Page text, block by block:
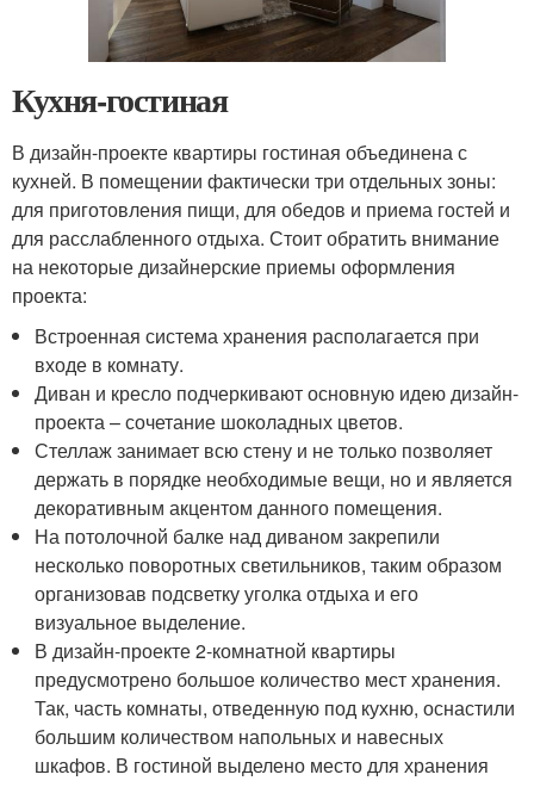
Кухня-гостиная
В дизайн-проекте квартиры гостиная объединена с
кухней. В помещении фактически три отдельных зоны:
для приготовления пищи, для обедов и приема гостей и
для расслабленного отдыха. Стоит обратить внимание
на некоторые дизайнерские приемы оформления
проекта:
Встроенная система хранения располагается при
входе в комнату.
Диван и кресло подчеркивают основную идею дизайн-
проекта – сочетание шоколадных цветов.
Стеллаж занимает всю стену и не только позволяет
держать в порядке необходимые вещи, но и является
декоративным акцентом данного помещения.
На потолочной балке над диваном закрепили
несколько поворотных светильников, таким образом
организовав подсветку уголка отдыха и его
визуальное выделение.
В дизайн-проекте 2-комнатной квартиры
предусмотрено большое количество мест хранения.
Так, часть комнаты, отведенную под кухню, оснастили
большим количеством напольных и навесных
шкафов. В гостиной выделено место для хранения